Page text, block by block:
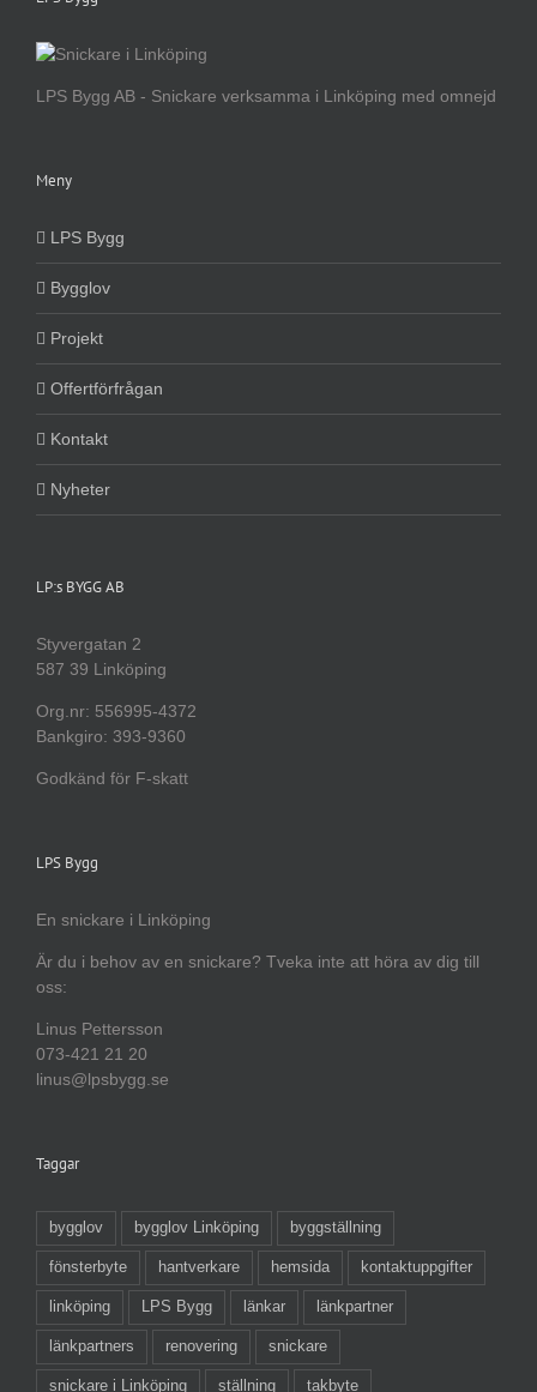
LPS Bygg AB - Snickare verksamma i Linköping med omnejd
Meny
LPS Bygg
Bygglov
Projekt
Offertförfrågan
Kontakt
Nyheter
LP:s BYGG AB
Styvergatan 2
587 39 Linköping
Org.nr: 556995-4372
Bankgiro: 393-9360
Godkänd för F-skatt
LPS Bygg
En snickare i Linköping
Är du i behov av en snickare? Tveka inte att höra av dig till
oss:
Linus Pettersson
073-421 21 20
linus@lpsbygg.se
Taggar
bygglov bygglov Linköping byggställning
fönsterbyte hantverkare hemsida kontaktuppgifter
linköping LPS Bygg länkar länkpartner
länkpartners renovering snickare
snickare i Linköping ställning takbyte